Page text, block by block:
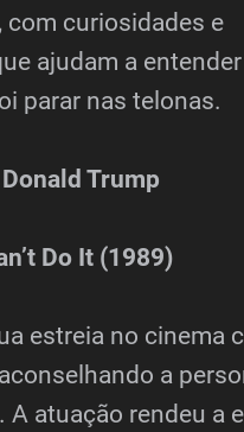
com curiosidades e
ajudam a
parar nas telonas.
Trump
Do It (1989)
estreia no cinema
a
A atuação rendeu a